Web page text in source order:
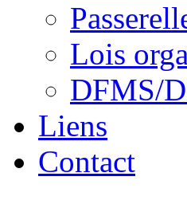
Lois
DFMS/
Liens
Contact